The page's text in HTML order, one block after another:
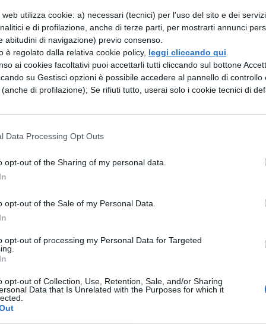
utilizza cookie: a) necessari (tecnici) per l'uso del sito e dei
e di profilazione, anche di terze parti, per mostrarti annunci
abitudini di navigazione) previo consenso.
è regolato dalla relativa cookie policy, leggi cliccando qui
ai cookies facoltativi puoi accettarli tutti cliccando sul bottone
su Gestisci opzioni è possibile accedere al pannello di controllo
di profilazione); Se rifiuti tutto, userai solo i cookie tecnici di
Data Processing Opt Outs
opt-out of the Sharing of my personal data.
opt-out of the Sale of my Personal Data.
opt-out of processing my Personal Data for Targeted
opt-out of Collection, Use, Retention, Sale, and/or Sharing
Data that Is Unrelated with the Purposes for which it
fondamentale è anche vero che notizie
il tenero orsetto dello zoo di Berlino, è
di come la manipolazione delle campagne
i contorno occhi, i cerotti ammazza-
se possono dare una mano a sgonfiare e
dipende dalla volontà e dall’amore verso
Da una corsa con le cuffie nelle
passa anche la sconfitta di quel personaggio
costume.
affronta il duro esame del terzo millennio: la
la pubblicità, le foto ritoccate, i disturbi
e poi prolungata, i ritmi di lavoro… Un
con le diete quasi istantanee e quasi
nelle storie di sofferenza e avventura